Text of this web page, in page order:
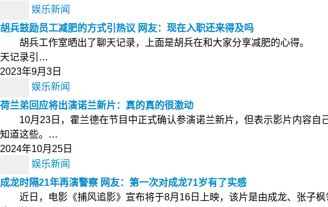
娱乐新闻
胡兵鼓励员工减肥的方式引热议 网友：现在入职还来得及吗
胡兵工作室晒出了聊天记录，上面是胡兵在和大家分享减肥的心得。
天记录引…
2023年9月3日
娱乐新闻
荷兰弟回应将出演诺兰新片：真的真的很激动
10月23日，霍兰德在节目中正式确认参演诺兰新片，但表示影片内容自
知道这些。…
2024年10月25日
娱乐新闻
成龙时隔21年再演警察 网友：第一次对成龙71岁有了实感
近日，电影《捕风追影》宣布将于8月16日上映，该片是由成龙、张子